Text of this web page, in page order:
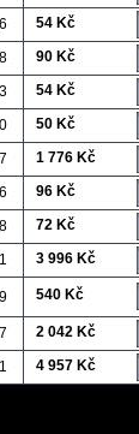
54 Kč
90 Kč
54 Kč
50 Kč
1 776 Kč
96 Kč
72 Kč
3 996 Kč
540 Kč
2 042 Kč
4 957 Kč